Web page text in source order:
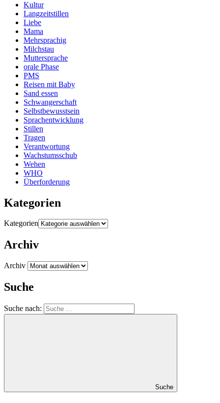
Kultur
Langzeitstillen
Liebe
Mama
Mehrsprachig
Milchstau
Muttersprache
orale Phase
PMS
Reisen mit Baby
Sand essen
Schwangerschaft
Selbstbewusstsein
Sprachentwicklung
Stillen
Tragen
Verantwortung
Wachstumsschub
Wehen
WHO
Überforderung
Kategorien
Kategorien
Archiv
Archiv
Suche
Suche nach:
Suche